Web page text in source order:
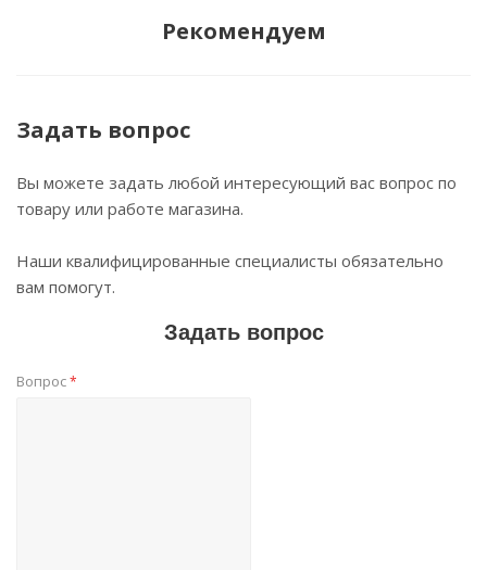
Рекомендуем
Задать вопрос
Вы можете задать любой интересующий вас вопрос по
товару или работе магазина.
Наши квалифицированные специалисты обязательно
вам помогут.
Задать вопрос
Вопрос*